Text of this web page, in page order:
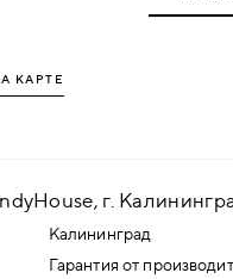
КАРТЕ
г.
Калининград
Гарантия от